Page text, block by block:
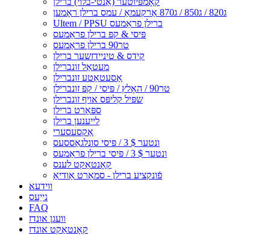
ג820 / ג850 / ג870 אַרקעמאַ / עמס ברילן ראָמען
Ultem / PPSU ברילן פראַמעס
פּיסי & קפּ ברילן פראַמעס
טר90 ברילן פראַמעס
קידס & טיניידזשער ברילן
מעטאַל זונברילן
אַסעטאַטע זונברילן
טר90 / האָלץ / פּיסי / קפּ זונברילן
שפּיל קליפּס אויף זונברילן
ספּאָרט ברילן
לייענען ברילן
אַקסעסערי
ונטער $ 3 / פּיסי סונלגאַססעס
ונטער $ 3 / פּיסי ברילן פראַמעס
קאָנטאַקט לענס
פֿונקציע ברילן - סמאַרט אַודיאָ
ווידעא
נייַעס
FAQ
וועגן אונדז
קאָנטאַקט אונדז